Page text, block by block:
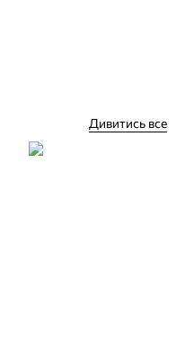
Дивитись все